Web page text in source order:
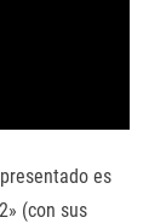
es
(con sus